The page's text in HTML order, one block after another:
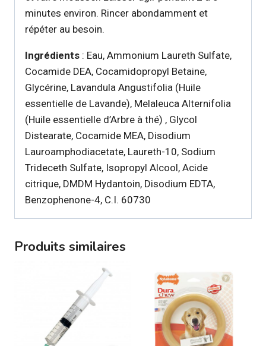
minutes environ. Rincer abondamment et
répéter au besoin.
Ingrédients : Eau, Ammonium Laureth Sulfate,
Cocamide DEA, Cocamidopropyl Betaine,
Glycérine, Lavandula Angustifolia (Huile
essentielle de Lavande), Melaleuca Alternifolia
(Huile essentielle d’Arbre à thé) , Glycol
Distearate, Cocamide MEA, Disodium
Lauroamphodiacetate, Laureth-10, Sodium
Trideceth Sulfate, Isopropyl Alcool, Acide
citrique, DMDM Hydantoin, Disodium EDTA,
Benzophenone-4, C.I. 60730
Produits similaires